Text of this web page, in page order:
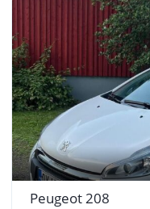
Peugeot 208